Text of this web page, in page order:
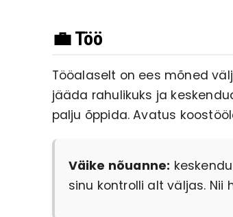
💼 Töö
Tööalaselt on ees mõned
jääda rahulikuks ja
palju õppida. Avatus
Väike nõuanne:
sinu kontrolli alt väljas. Nii